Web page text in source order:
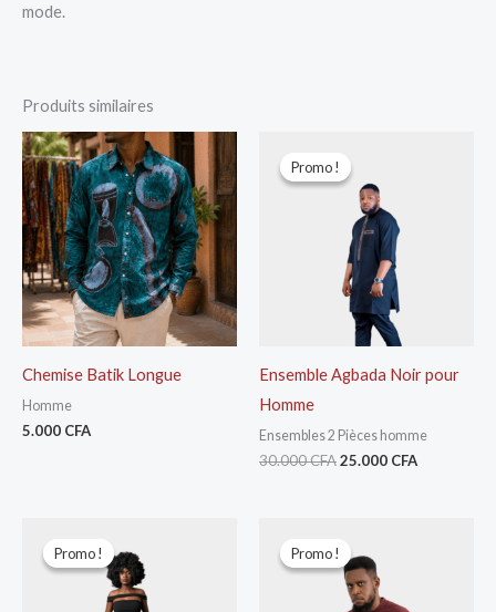
mode.
Produits similaires
Chemise Batik Longue
Homme
5.000 CFA
Promo !
Promo !
Ensemble Agbada Noir pour
Homme
Ensembles 2 Pièces homme
30.000CFA
initial
était :
30.000 CFA.
25.000 CFA
Promo !
Promo !
initial
était :
10.000 CFA.
Promo !
Promo !
initial
était :
30.000 CFA.